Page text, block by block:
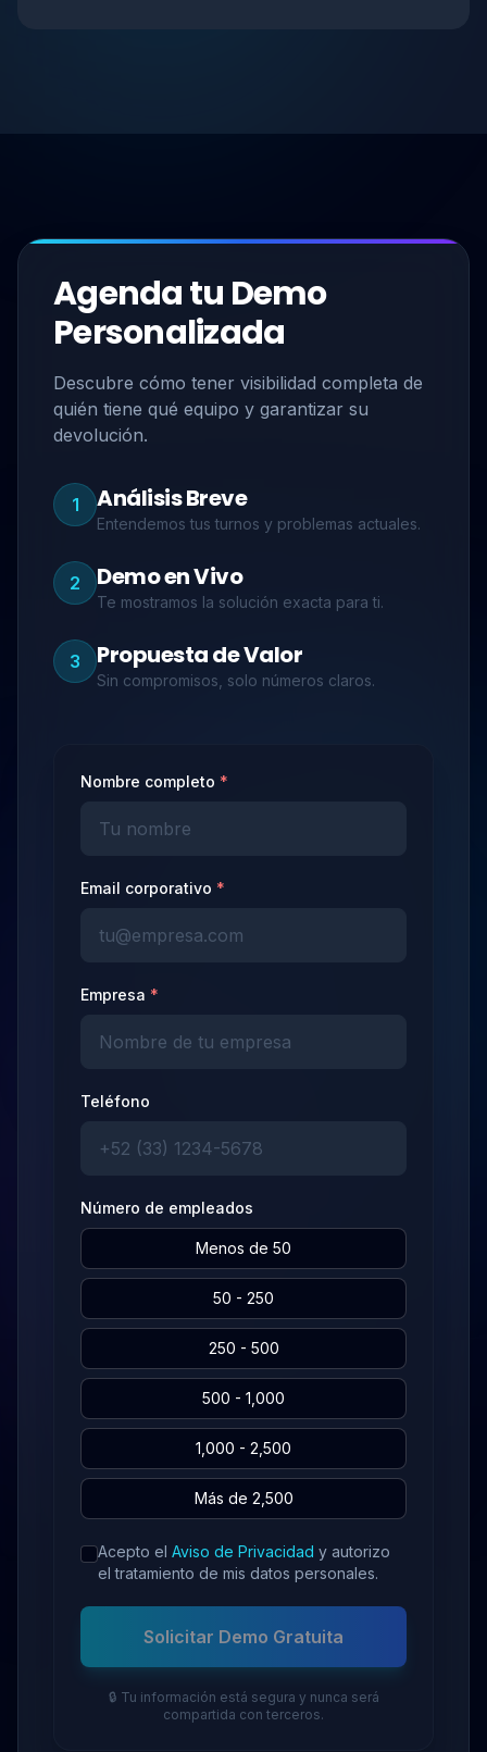
Agenda tu Demo
Personalizada
Descubre cómo tener visibilidad completa de
quién tiene qué equipo y garantizar su
devolución.
1 Análisis Breve
Entendemos tus turnos y problemas actuales.
2 Demo en Vivo
Te mostramos la solución exacta para ti.
3 Propuesta de Valor
Sin compromisos, solo números claros.
Nombre completo *
Email corporativo *
Empresa *
Teléfono
Número de empleados
Menos de 50
50 - 250
250 - 500
500 - 1,000
1,000 - 2,500
Más de 2,500
Acepto el Aviso de Privacidad y autorizo
el tratamiento de mis datos personales.
Solicitar Demo Gratuita
🔒 Tu información está segura y nunca será
compartida con terceros.